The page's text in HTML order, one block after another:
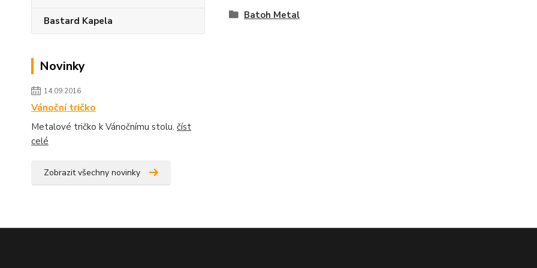
Bastard Kapela
Novinky
14.09.2016
Vánoční tričko
Metalové tričko k Vánočnímu stolu. číst
celé
Zobrazit všechny novinky
Batoh Metal